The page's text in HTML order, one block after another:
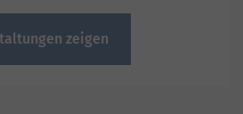
zeigen